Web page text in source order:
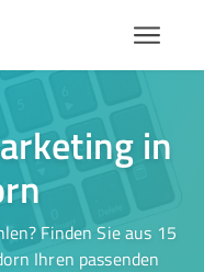
in
Finden Sie aus 15
Ihren passenden